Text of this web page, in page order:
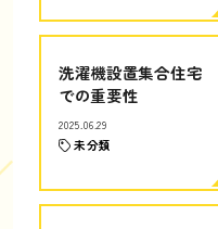
洗濯機設置集合住宅
での重要性
2025.06.29
未分類